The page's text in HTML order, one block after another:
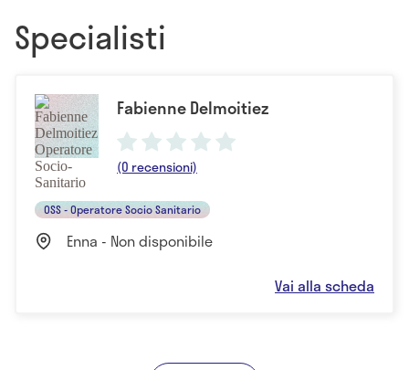
Specialisti
Fabienne Delmoitiez
(0 recensioni)
OSS - Operatore Socio Sanitario
Enna - Non disponibile
Vai alla scheda